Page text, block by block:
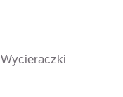
Wycieraczki